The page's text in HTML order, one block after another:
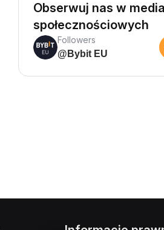
Obserwuj nas w
społecznościowych
Followers
@Bybit EU